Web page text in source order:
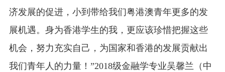
济发展的促进，小到带给我们粤港澳青年更多的发
展机遇。身为香港学生的我，更应该珍惜把握这些
机会，努力充实自己，为国家和香港的发展贡献出
我们青年人的力量！”2018级金融学专业吴馨兰（中